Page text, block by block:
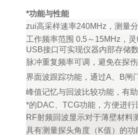
*功能与性能
zui高采样速率240MHz，测量
工作频率范围 0.5～15MHz，
USB接口可实现仪器内部存储
脉冲重复频率可调，避免在探
界面波跟踪功能，通过A、B闸
峰值记忆与回波比较功能，有
*的DAC、TCG功能，方便进行
RF射频回波显示对于薄壁材料
具有测量探头角度（K值）的功